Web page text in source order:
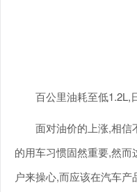
百公里油耗至低1.2L,
面对油价的上涨,相
的用车习惯固然重要,然而
户来操心,而应该在汽车产